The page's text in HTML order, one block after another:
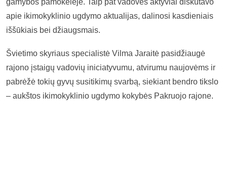
gamybos pamokėlėje. Taip pat vadovės aktyviai diskutavo
apie ikimokyklinio ugdymo aktualijas, dalinosi kasdieniais
iššūkiais bei džiaugsmais.
Švietimo skyriaus specialistė Vilma Jaraitė pasidžiaugė
rajono įstaigų vadovių iniciatyvumu, atvirumu naujovėms ir
pabrėžė tokių gyvų susitikimų svarbą, siekiant bendro tikslo
– aukštos ikimokyklinio ugdymo kokybės Pakruojo rajone.